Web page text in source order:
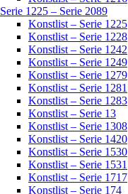
Serie 1225 – Serie 2089
Konstlist – Serie 1225
Konstlist – Serie 1228
Konstlist – Serie 1242
Konstlist – Serie 1249
Konstlist – Serie 1279
Konstlist – Serie 1281
Konstlist – Serie 1283
Konstlist – Serie 13
Konstlist – Serie 1308
Konstlist – Serie 1420
Konstlist – Serie 1530
Konstlist – Serie 1531
Konstlist – Serie 1717
Konstlist – Serie 174